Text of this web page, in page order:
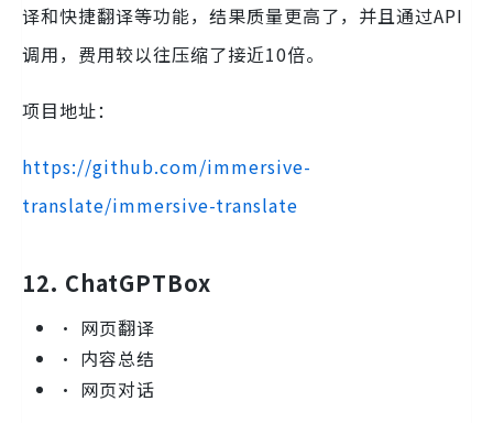
译和快捷翻译等功能，结果质量更高了，并且通过API
调用，费用较以往压缩了接近10倍。
项目地址：
https://github.com/immersive-
translate/immersive-translate
12. ChatGPTBox
• 网页翻译
• 内容总结
• 网页对话